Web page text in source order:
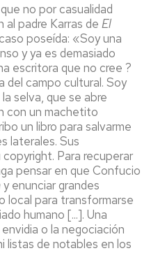
no por casualidad
al padre Karras de El
poseída: «Soy una
y ya es demasiado
escritora que no cree ?
del campo cultural. Soy
selva, que se abre
con un machetito
un libro para salvarme
laterales. Sus
Para recuperar
pensar en que Confucio
y enunciar grandes
local para transformarse
humano [...]. Una
o la negociación
listas de notables en los